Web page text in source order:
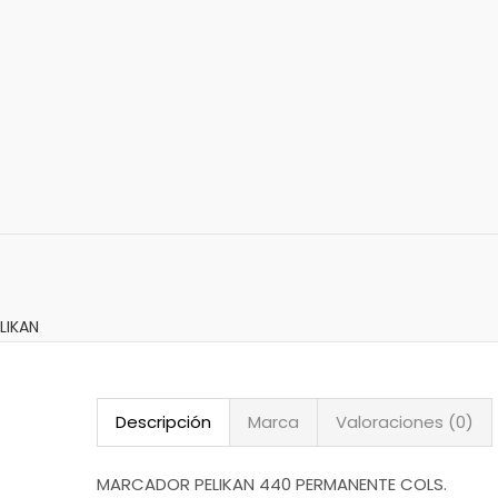
Descripción Marca Valoraciones (0)
MARCADOR PELIKAN 440 PERMANENTE COLS.